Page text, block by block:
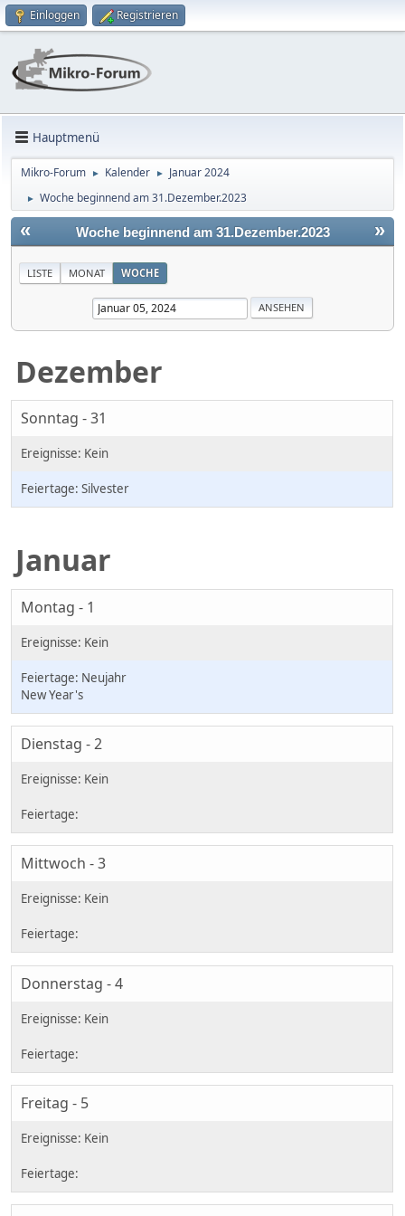
Einloggen Registrieren
Hauptmenü
Mikro-Forum ► Kalender ► Januar 2024
► Woche beginnend am 31.Dezember.2023
« »
Woche beginnend am 31.Dezember.2023
LISTE MONAT WOCHE
Dezember
Sonntag - 31
Silvester
Januar
Montag - 1
Neujahr
New Year's
Dienstag - 2
Mittwoch - 3
Donnerstag - 4
Freitag - 5